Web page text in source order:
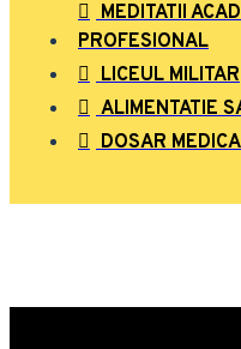
MEDITATII
PROFESIONAL
LICEUL MILITAR
ALIMENTATIE
DOSAR